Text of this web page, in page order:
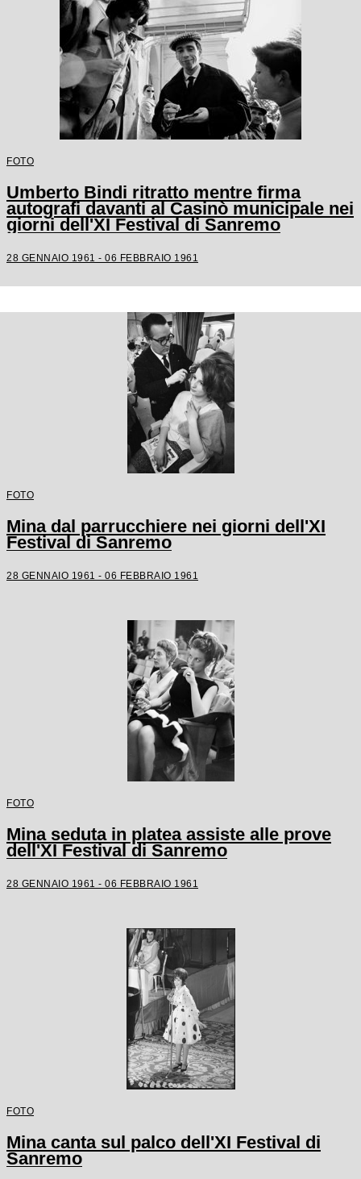
FOTO
Umberto Bindi ritratto mentre firma
autografi davanti al Casinò municipale nei
giorni dell'XI Festival di Sanremo
28 GENNAIO 1961 - 06 FEBBRAIO 1961
FOTO
Mina dal parrucchiere nei giorni dell'XI
Festival di Sanremo
28 GENNAIO 1961 - 06 FEBBRAIO 1961
FOTO
Mina seduta in platea assiste alle prove
dell'XI Festival di Sanremo
28 GENNAIO 1961 - 06 FEBBRAIO 1961
FOTO
Mina canta sul palco dell'XI Festival di
Sanremo